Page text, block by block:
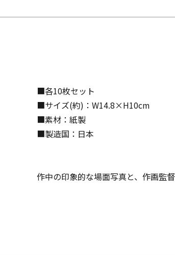
■各10枚セット
■サイズ(約)：W14.8×H10cm
■素材：紙製
■製造国：日本
作中の印象的な場面写真と、作画監